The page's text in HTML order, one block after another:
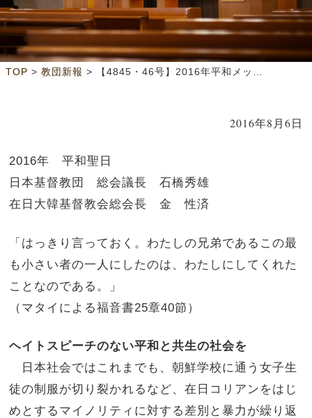
TOP > 教団新報 > 【4845・46号】2016年平和メッセージ
2016年8月6日
2016年　平和聖日
日本基督教団　総会議長　石橋秀雄
在日大韓基督教会総会長　金　性済
「はっきり言っておく。わたしの兄弟であるこの最
も小さい者の一人にしたのは、わたしにしてくれた
ことなのである。」
（マタイによる福音書25章40節）
ヘイトスピーチのない平和と共生の社会を
日本社会ではこれまでも、朝鮮学校に通う女子生
徒の制服が切り裂かれるなど、在日コリアンをはじ
めとするマイノリティに対する差別と暴力が繰り返